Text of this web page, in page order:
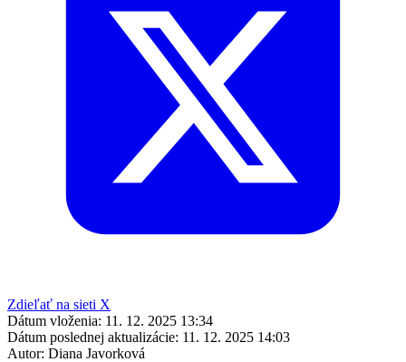
Zdieľať na sieti X
Dátum vloženia: 11. 12. 2025 13:34
Dátum poslednej aktualizácie: 11. 12. 2025 14:03
Autor: Diana Javorková